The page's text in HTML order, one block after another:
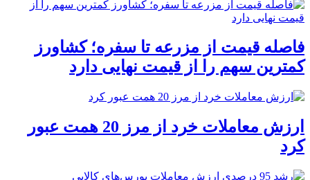
فاصله قیمت از مزرعه تا سفره؛ کشاورز
کمترین سهم را از قیمت نهایی دارد
ارزش معاملات خرد از مرز 20 همت عبور
کرد